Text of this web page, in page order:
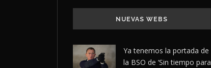
NUEVAS WEBS
Ya tenemos la portada de
la BSO de ‘Sin tiempo para